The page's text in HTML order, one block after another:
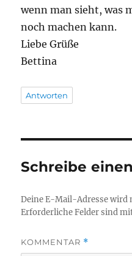
wenn man sieht, was
noch machen kann.
Liebe Grüße
Bettina
Antworten
Schreibe
Deine E-Mail-Adresse
Erforderliche Felder sind
KOMMENTAR *